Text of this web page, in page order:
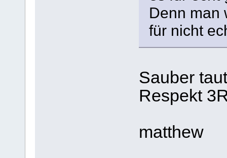
Denn man
für nicht
Sauber
Respekt
matthew